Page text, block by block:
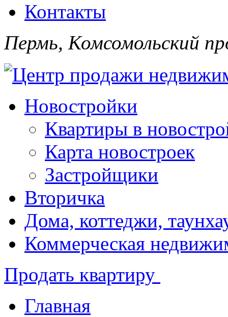
Контакты
Пермь, Комсомольский
Новостройки
Квартиры в
Карта новостроек
Застройщики
Вторичка
Дома, коттеджи,
Коммерческая
Продать квартиру
Главная